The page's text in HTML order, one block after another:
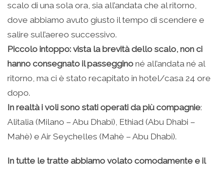
scalo di una sola ora, sia all’andata che al ritorno,
dove abbiamo avuto giusto il tempo di scendere e
salire sull’aereo successivo.
Piccolo intoppo: vista la brevità dello scalo, non ci
hanno consegnato il passeggino né all’andata né al
ritorno, ma ci è stato recapitato in hotel/casa 24 ore
dopo.
In realtà i voli sono stati operati da più compagnie:
Alitalia (Milano – Abu Dhabi), Ethiad (Abu Dhabi –
Mahè) e Air Seychelles (Mahè – Abu Dhabi).
In tutte le tratte abbiamo volato comodamente e il